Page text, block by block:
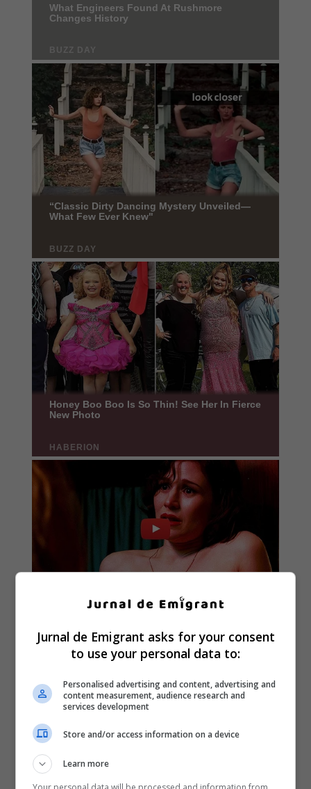
Jurnal de Emigrant asks for your consent
to use your personal data to:
Personalised advertising and content, advertising and
content measurement, audience research and
services development
Store and/or access information on a device
Learn more